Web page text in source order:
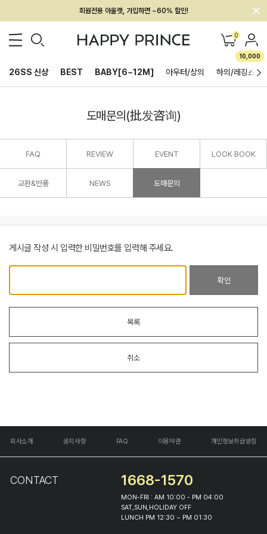
회원전용 아울렛, 가입하면 ~60% 할인!
멤버십 최대 28,000원 혜택 0
10,000
26SS 신상 BEST BABY[6~12M] 아우터/상의 하의/레깅스
도매문의(批发咨询)
FAQ REVIEW EVENT LOOK BOOK
교환&반품 NEWS 도매문의
게시글 작성 시 입력한 비밀번호를 입력해 주세요.
확인
목록
취소
회사소개 공지사항 FAQ 이용약관 개인정보취급방침
CONTACT 1668-1570
MON-FRI : AM 10:00 - PM 04:00
SAT,SUN,HOLIDAY OFF
LUNCH PM 12:30 ~ PM 01:30